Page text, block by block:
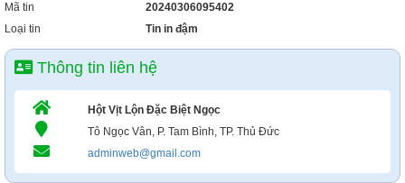
Mã tin
20240306095402
Loại tin
Tin in đậm
Thông tin liên hệ
Hột Vịt Lộn Đặc Biệt Ngọc
Tô Ngọc Vân, P. Tam Bình, TP. Thủ Đức
adminweb@gmail.com